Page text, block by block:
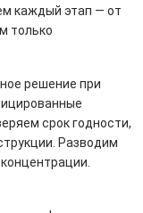
каждый этап — от
только
решение при
срок годности,
Разводим